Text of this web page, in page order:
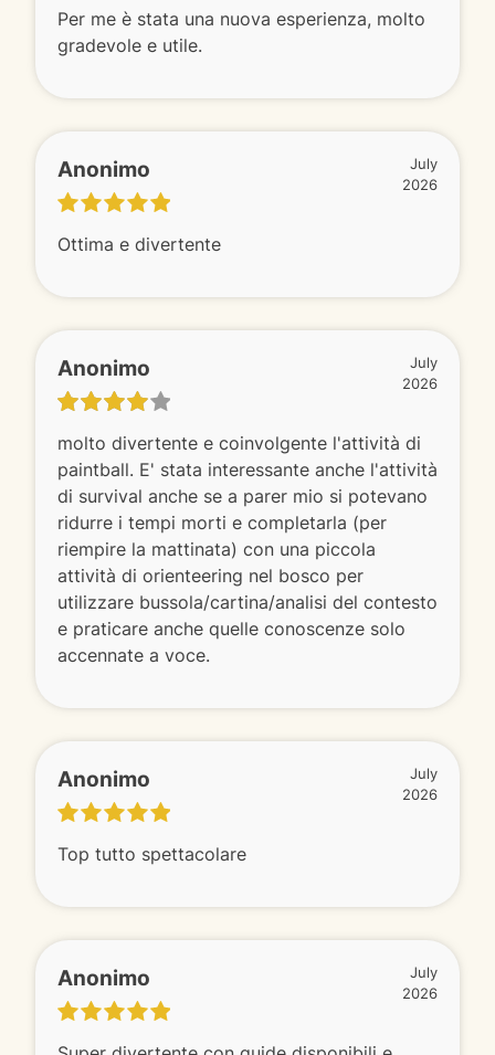
Per me è stata una nuova esperienza, molto
gradevole e utile.
Anonimo
July
2026
Ottima e divertente
Anonimo
July
2026
molto divertente e coinvolgente l'attività di
paintball. E' stata interessante anche l'attività
di survival anche se a parer mio si potevano
ridurre i tempi morti e completarla (per
riempire la mattinata) con una piccola
attività di orienteering nel bosco per
utilizzare bussola/cartina/analisi del contesto
e praticare anche quelle conoscenze solo
accennate a voce.
Anonimo
July
2026
Top tutto spettacolare
Anonimo
July
2026